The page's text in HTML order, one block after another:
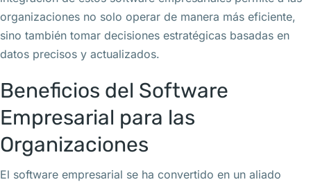
organizaciones no solo operar de manera más eficiente,
sino también tomar decisiones estratégicas basadas en
datos precisos y actualizados.
Beneficios del Software
Empresarial para las
Organizaciones
El software empresarial se ha convertido en un aliado